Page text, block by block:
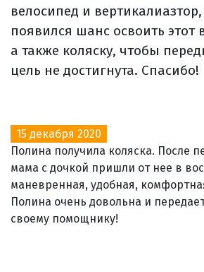
велосипед и
появился шанс освоить
а также коляску, чтобы
цель не достигнута. Спасибо!
15 декабря 2020
Полина получила коляска. После
мама с дочкой пришли от нее в
маневренная, удобная,
Полина очень довольна и
своему помощнику!